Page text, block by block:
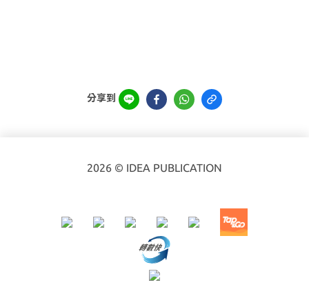
分享到
2026 © IDEA PUBLICATION